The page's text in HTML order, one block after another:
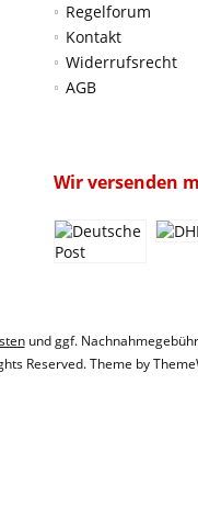
Regelforum
Kontakt
Widerrufsrecht
AGB
Wir versenden
und ggf.
Reserved. Theme by